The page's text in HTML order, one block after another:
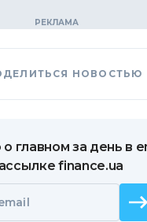
НОВОСТЬЮ
главном за день в
finance.ua